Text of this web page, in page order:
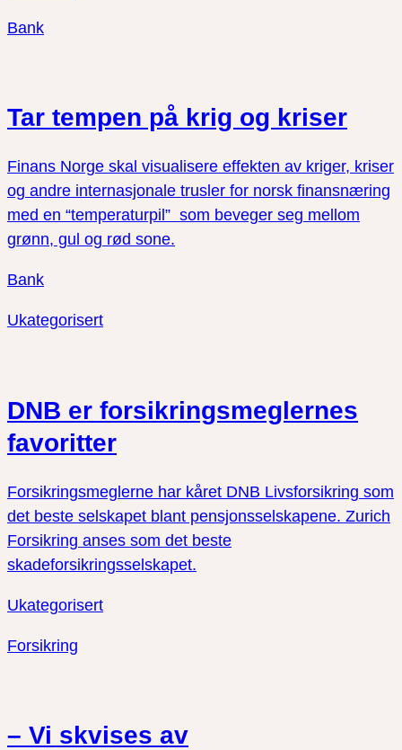
Bank
Tar tempen på krig og kriser
Finans Norge skal visualisere effekten av kriger, kriser
og andre internasjonale trusler for norsk finansnæring
med en “temperaturpil” som beveger seg mellom
grønn, gul og rød sone.
Bank
Ukategorisert
DNB er forsikringsmeglernes
favoritter
Forsikringsmeglerne har kåret DNB Livsforsikring som
det beste selskapet blant pensjonsselskapene. Zurich
Forsikring anses som det beste
skadeforsikringsselskapet.
Ukategorisert
Forsikring
– Vi skvises av